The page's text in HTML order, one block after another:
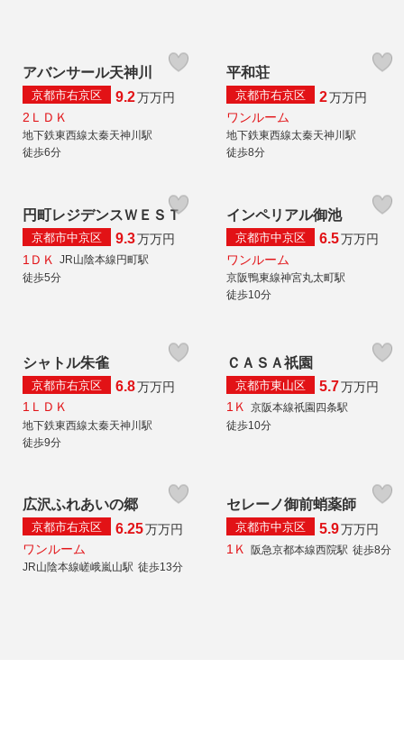
アバンサール天神川
京都市右京区 9.2万万円
2ＬＤＫ
地下鉄東西線太秦天神川駅
徒歩6分
平和荘
京都市右京区 2万万円
ワンルーム
地下鉄東西線太秦天神川駅
徒歩8分
円町レジデンスＷＥＳＴ
京都市中京区 9.3万万円
1ＤＫ
JR山陰本線円町駅
徒歩5分
インペリアル御池
京都市中京区 6.5万万円
ワンルーム
京阪鴨東線神宮丸太町駅
徒歩10分
シャトル朱雀
京都市右京区 6.8万万円
1ＬＤＫ
地下鉄東西線太秦天神川駅
徒歩9分
ＣＡＳＡ祇園
京都市東山区 5.7万万円
1Ｋ 京阪本線祇園四条駅
徒歩10分
広沢ふれあいの郷
京都市右京区 6.25万万円
ワンルーム
JR山陰本線嵯峨嵐山駅 徒歩13分
セレーノ御前蛸薬師
京都市中京区 5.9万万円
1Ｋ
阪急京都本線西院駅 徒歩8分